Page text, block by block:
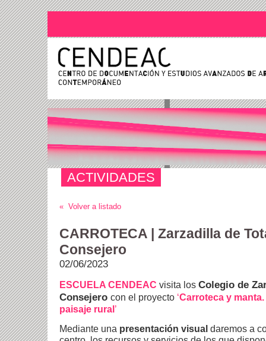
ACTIVIDADES
« Volver a listado
CARROTECA | Zarzadilla de
Consejero
02/06/2023
ESCUELA CENDEAC visita los Colegio de
Consejero con el proyecto ‘Carroteca y
paisaje rural’
Mediante una presentación visual daremos a